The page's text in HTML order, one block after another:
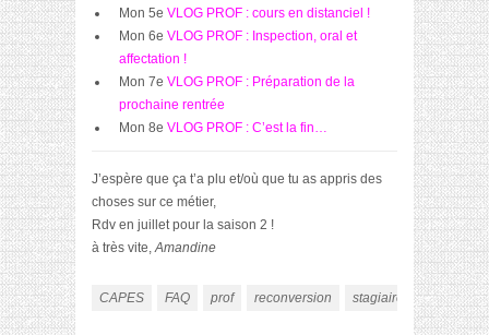
Mon 5e VLOG PROF : cours en distanciel !
Mon 6e VLOG PROF : Inspection, oral et
affectation !
Mon 7e VLOG PROF : Préparation de la
prochaine rentrée
Mon 8e VLOG PROF : C’est la fin…
J’espère que ça t’a plu et/où que tu as appris des
choses sur ce métier,
Rdv en juillet pour la saison 2 !
à très vite,Amandine
CAPES FAQ prof reconversion stagiaire vlog